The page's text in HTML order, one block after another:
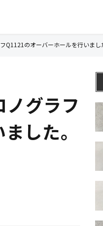
Q1121のオーバーホールを行いまし
グラフ
した。